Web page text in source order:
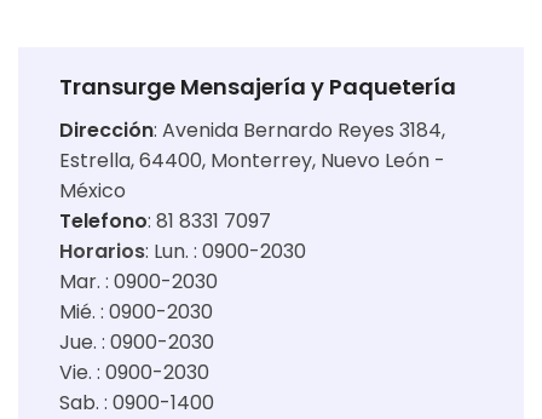
Transurge Mensajería y Paquetería
Dirección: Avenida Bernardo Reyes 3184,
Estrella, 64400, Monterrey, Nuevo León -
México
Telefono: 81 8331 7097
Horarios: Lun. : 0900-2030
Mar. : 0900-2030
Mié. : 0900-2030
Jue. : 0900-2030
Vie. : 0900-2030
Sab. : 0900-1400